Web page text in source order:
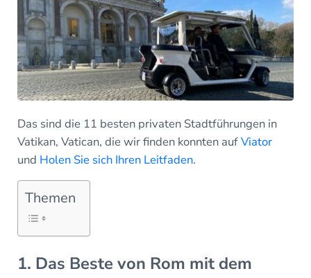
Das sind die 11 besten privaten Stadtführungen in
Vatikan, Vatican, die wir finden konnten aufViator
und Holen Sie sich Ihren Leitfaden.
Themen
1. Das Beste von Rom mit dem